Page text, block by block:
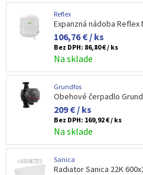
Reflex
Expanzná nádoba Reflex
106,76 € / ks
Bez DPH: 86,80 € / ks
Na sklade
Grundfos
Obehové čerpadlo
209 € / ks
Bez DPH: 169,92 € / ks
Na sklade
Sanica
Radiator Sanica 22K